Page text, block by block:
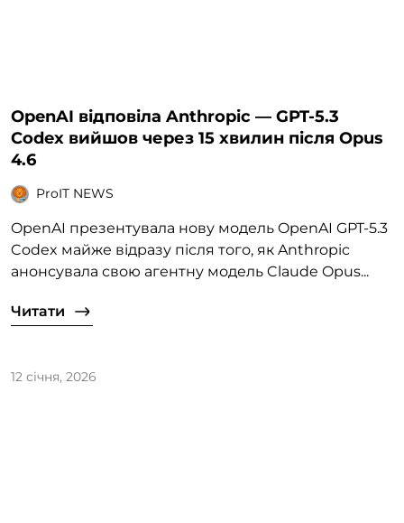
OpenAI відповіла Anthropic — GPT-5.3
Codex вийшов через 15 хвилин після Opus
4.6
ProIT NEWS
OpenAI презентувала нову модель OpenAI GPT-5.3
Codex майже відразу після того, як Anthropic
анонсувала свою агентну модель Claude Opus...
Читати
12 січня, 2026